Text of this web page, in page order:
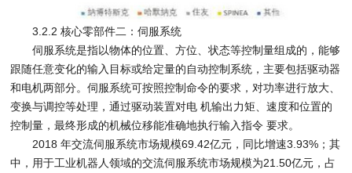
3.2.2 核心零部件二：伺服系统
伺服系统是指以物体的位置、方位、状态等控制量组成的，能够
跟随任意变化的输入目标或给定量的自动控制系统，主要包括驱动器
和电机两部分。伺服系统可按照控制命令的要求，对功率进行放大、
变换与调控等处理，通过驱动装置对电 机输出力矩、速度和位置的
控制量，最终形成的机械位移能准确地执行输入指令 要求。
2018 年交流伺服系统市场规模69.42亿元，同比增速3.93%；其
中，用于工业机器人领域的交流伺服系统市场规模为21.50亿元，占